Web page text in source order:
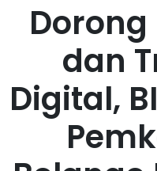
dan
Digital,